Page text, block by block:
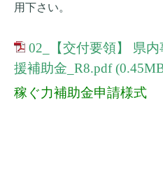
用下さい。
02_【交付要領】 県
援補助金_R8.pdf
稼ぐ力補助金申請様式